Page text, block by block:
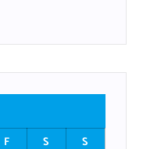
F S
S